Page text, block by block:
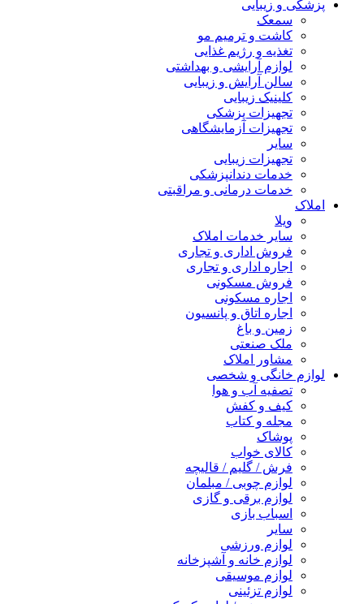
پزشکی و زیبایی
سمعک
کاشت و ترمیم مو
تغذیه و رژیم غذایی
لوازم آرایشی و بهداشتی
سالن آرایش و زیبایی
کلینیک زیبایی
تجهیزات پزشکی
تجهیزات آزمایشگاهی
سایر
تجهیزات زیبایی
خدمات دندانپزشکی
خدمات درمانی و مراقبتی
املاک
ویلا
سایر خدمات املاک
فروش اداری و تجاری
اجاره اداری و تجاری
فروش مسکونی
اجاره مسکونی
اجاره اتاق و پانسیون
زمین و باغ
ملک صنعتی
مشاور املاک
لوازم خانگی و شخصی
تصفیه آب و هوا
کیف و کفش
مجله و کتاب
پوشاک
کالای خواب
فرش / گلیم / قالیچه
لوازم چوبی / مبلمان
لوازم برقی و گازی
اسباب بازی
سایر
لوازم ورزشی
لوازم خانه و آشپزخانه
لوازم موسیقی
لوازم تزئینی